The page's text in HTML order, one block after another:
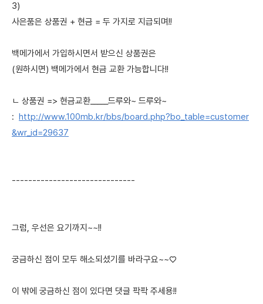
3)
사은품은 상품권 + 현금 = 두 가지로 지급되며!!
백메가에서 가입하시면서 받으신 상품권은
(원하시면) 백메가에서 현금 교환 가능합니다!!
ㄴ 상품권 => 현금교환_____드루와~ 드루와~
: http://www.100mb.kr/bbs/board.php?bo_table=customer
&wr_id=29637
------------------------------
그럼, 우선은 요기까지~~!!
궁금하신 점이 모두 해소되셨기를 바라구요~~♡
이 밖에 궁금하신 점이 있다면 댓글 팍팍 주세용!!